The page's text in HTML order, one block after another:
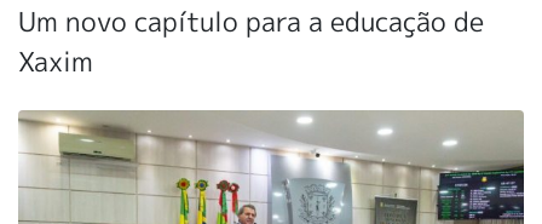
Um novo capítulo para a educação de
Xaxim